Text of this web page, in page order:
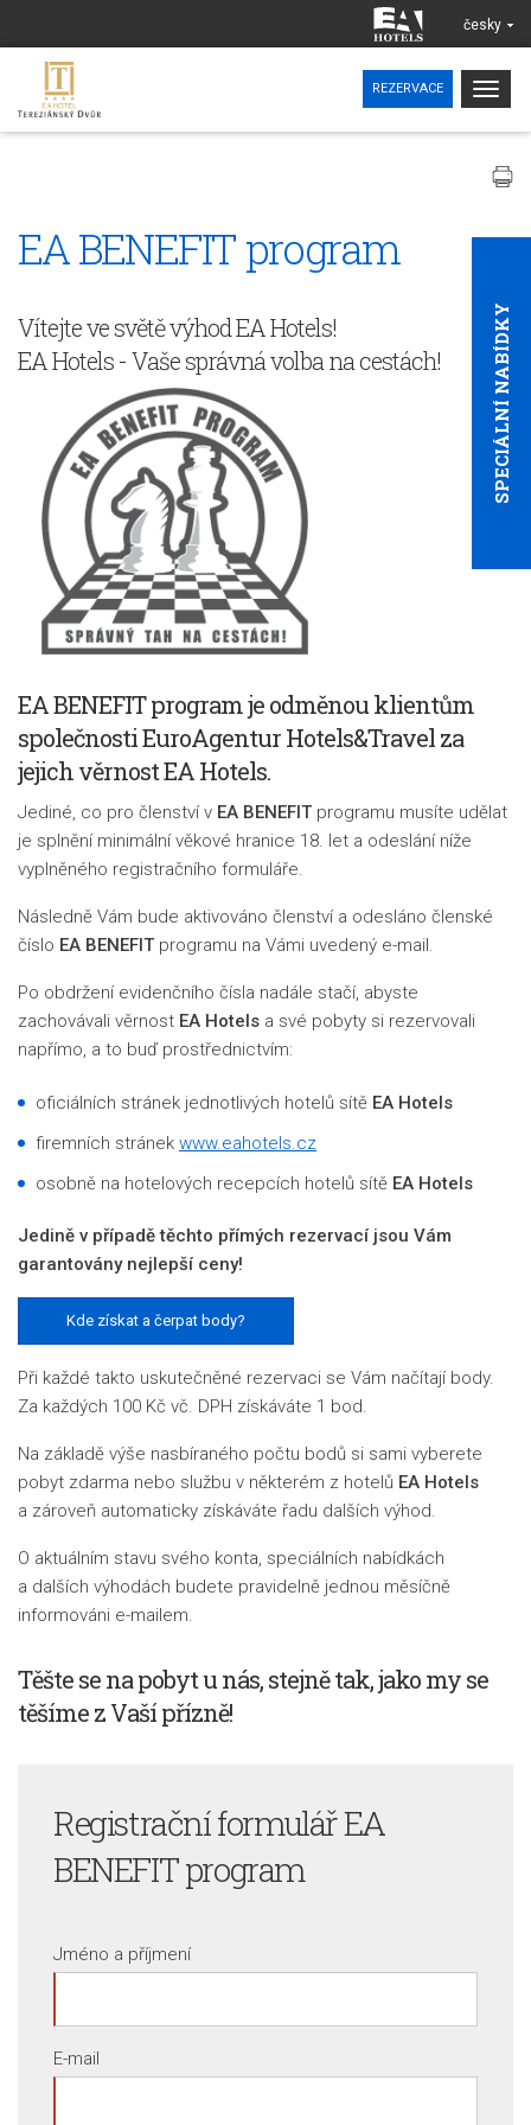
česky
REZERVACE
SPECIÁLNÍ NABÍDKY
EA BENEFIT program
Vítejte ve světě výhod EA Hotels!
EA Hotels - Vaše správná volba na cestách!
EA BENEFIT program je odměnou klientům
společnosti EuroAgentur Hotels&Travel za
jejich věrnost EA Hotels.
Jediné, co pro členství v EA BENEFIT programu musíte udělat
je splnění minimální věkové hranice 18. let a odeslání níže
vyplněného registračního formuláře.
Následně Vám bude aktivováno členství a odesláno členské
číslo EA BENEFIT programu na Vámi uvedený e-mail.
Po obdržení evidenčního čísla nadále stačí, abyste
zachovávali věrnost EA Hotels a své pobyty si rezervovali
napřímo, a to buď prostřednictvím:
oficiálních stránek jednotlivých hotelů sítě EA Hotels
firemních stránek www.eahotels.cz
osobně na hotelových recepcích hotelů sítě EA Hotels
Jedině v případě těchto přímých rezervací jsou Vám
garantovány nejlepší ceny!
Kde získat a čerpat body?
Při každé takto uskutečněné rezervaci se Vám načítají body.
Za každých 100 Kč vč. DPH získáváte 1 bod.
Na základě výše nasbíraného počtu bodů si sami vyberete
pobyt zdarma nebo službu v některém z hotelů EA Hotels
a zároveň automaticky získáváte řadu dalších výhod.
O aktuálním stavu svého konta, speciálních nabídkách
a dalších výhodách budete pravidelně jednou měsíčně
informováni e-mailem.
Těšte se na pobyt u nás, stejně tak, jako my se
těšíme z Vaší přízně!
Registrační formulářEA
BENEFIT program
Jméno a příjmení
E-mail